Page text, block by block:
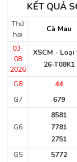
KẾT QUẢ
Thứ
hai
Cà Mau
03-
08
2026
XSCM - Loại
26-T08K1
G8 44
G7
679
G6
8581
7781
2751
G5
5772